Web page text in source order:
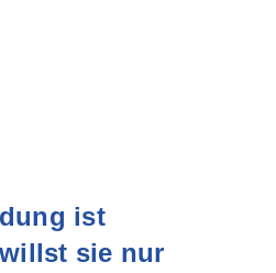
ist
sie nur